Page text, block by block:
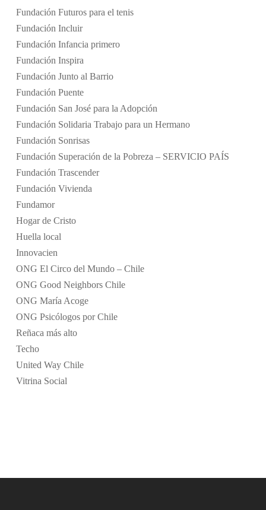
Fundación Futuros para el tenis
Fundación Incluir
Fundación Infancia primero
Fundación Inspira
Fundación Junto al Barrio
Fundación Puente
Fundación San José para la Adopción
Fundación Solidaria Trabajo para un Hermano
Fundación Sonrisas
Fundación Superación de la Pobreza – SERVICIO PAÍS
Fundación Trascender
Fundación Vivienda
Fundamor
Hogar de Cristo
Huella local
Innovacien
ONG El Circo del Mundo – Chile
ONG Good Neighbors Chile
ONG María Acoge
ONG Psicólogos por Chile
Reñaca más alto
Techo
United Way Chile
Vitrina Social